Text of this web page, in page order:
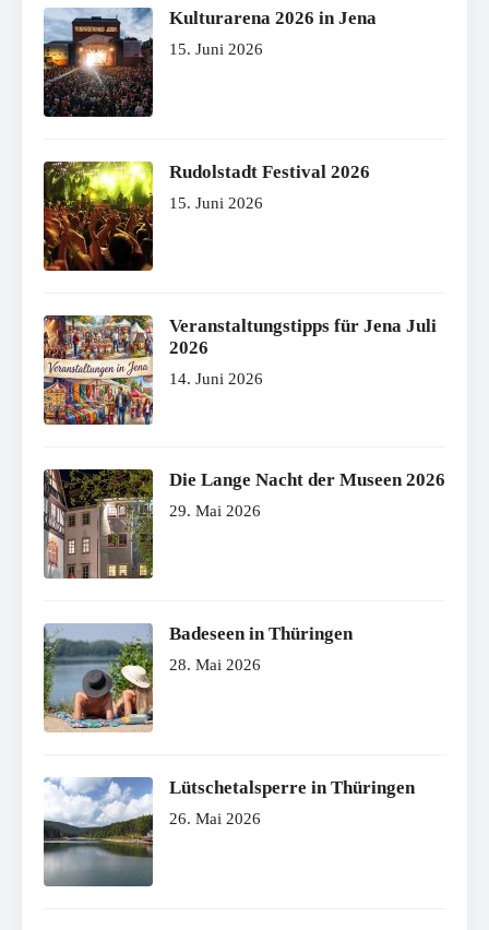
Kulturarena 2026 in Jena
15. Juni 2026
Rudolstadt Festival 2026
15. Juni 2026
Veranstaltungstipps für Jena Juli
2026
14. Juni 2026
Die Lange Nacht der Museen 2026
29. Mai 2026
Badeseen in Thüringen
28. Mai 2026
Lütschetalsperre in Thüringen
26. Mai 2026